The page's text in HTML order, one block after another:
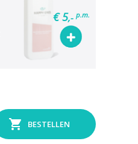
€ 5,-p.m.